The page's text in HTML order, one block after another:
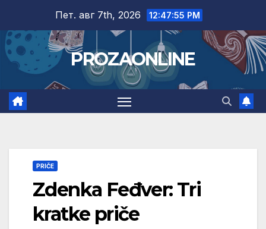
content
Пет. авг 7th, 2026 12:47:56 PM
PROZAONLINE
PRIČE
Zdenka Feđver: Tri
kratke priče